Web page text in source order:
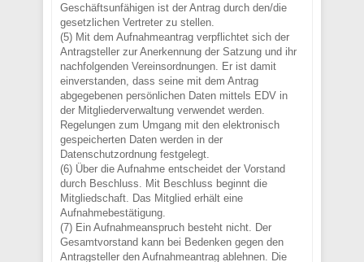
Geschäftsunfähigen ist der Antrag durch den/die
gesetzlichen Vertreter zu stellen.
(5) Mit dem Aufnahmeantrag verpflichtet sich der
Antragsteller zur Anerkennung der Satzung und ihr
nachfolgenden Vereinsordnungen. Er ist damit
einverstanden, dass seine mit dem Antrag
abgegebenen persönlichen Daten mittels EDV in
der Mitgliederverwaltung verwendet werden.
Regelungen zum Umgang mit den elektronisch
gespeicherten Daten werden in der
Datenschutzordnung festgelegt.
(6) Über die Aufnahme entscheidet der Vorstand
durch Beschluss. Mit Beschluss beginnt die
Mitgliedschaft. Das Mitglied erhält eine
Aufnahmebestätigung.
(7) Ein Aufnahmeanspruch besteht nicht. Der
Gesamtvorstand kann bei Bedenken gegen den
Antragsteller den Aufnahmeantrag ablehnen. Die